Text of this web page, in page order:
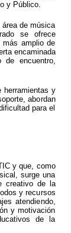
y Público.
de música
se ofrece
amplio de
encaminada
de encuentro,
herramientas y
abordan
para el
y que, como
surge una
creativo de la
y recursos
atendiendo,
y motivación
de la